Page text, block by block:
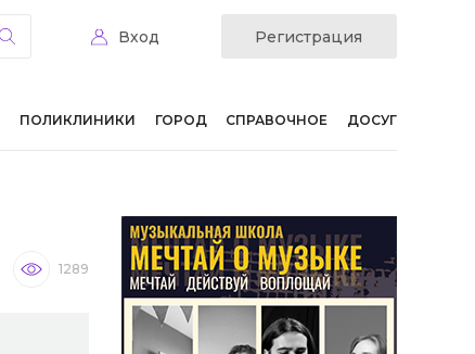
Вход Регистрация
ПОЛИКЛИНИКИ ГОРОД СПРАВОЧНОЕ ДОСУГ
1289